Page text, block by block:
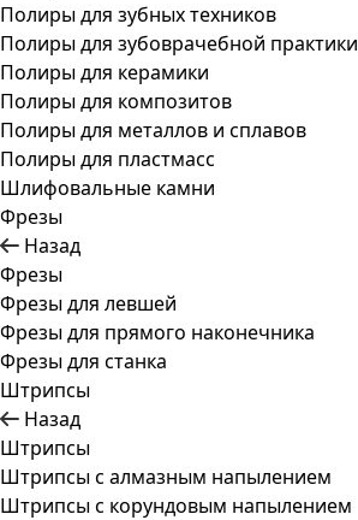
Полиры для зубных техников
Полиры для зубоврачебной практики
Полиры для керамики
Полиры для композитов
Полиры для металлов и сплавов
Полиры для пластмасс
Шлифовальные камни
Фрезы
Назад
Фрезы
Фрезы для левшей
Фрезы для прямого наконечника
Фрезы для станка
Штрипсы
Назад
Штрипсы
Штрипсы c алмазным напылением
Штрипсы c корундовым напылением